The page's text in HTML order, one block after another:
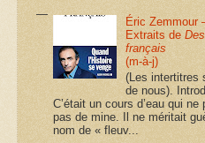
Éric Zemmour
Extraits de
français
(m-à-j)
(Les intertitres
de nous).
C’était un cours d’eau qui ne
pas de mine. Il ne méritait
nom de « fleuv...